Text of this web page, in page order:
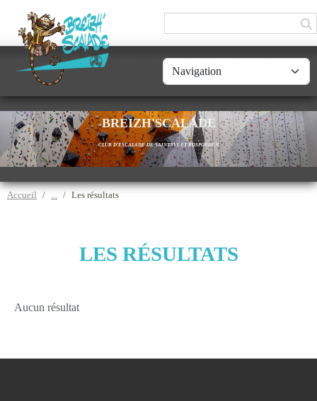
BREIZH'SCALADE
CLUB D'ESCALADE DE SAINT-YVI ET ROSPORDEN
Accueil Les résultats
LES RÉSULTATS
Aucun résultat